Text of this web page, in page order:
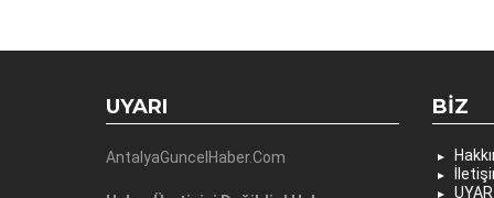
UYARI
AntalyaGuncelHaber.Com
BIZ